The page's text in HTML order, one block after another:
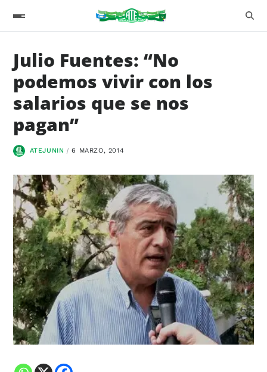
Julio Fuentes: “No
podemos vivir con los
salarios que se nos
pagan”
ATEJUNIN 6 MARZO, 2014